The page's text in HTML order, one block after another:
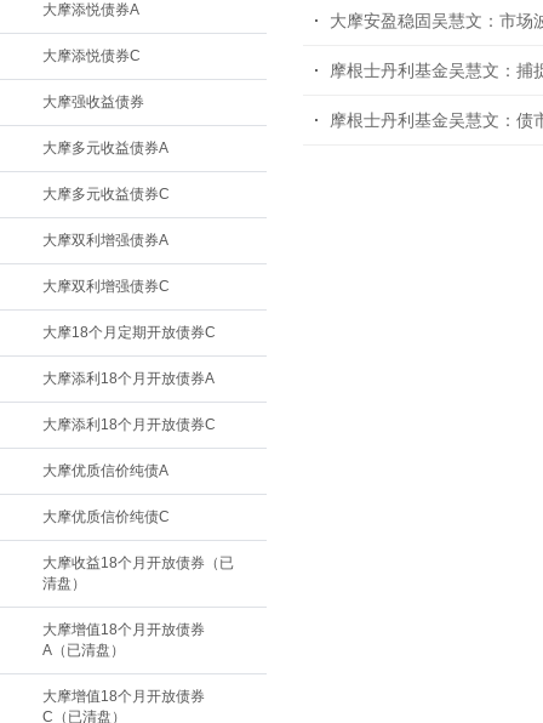
大摩添悦债券A
大摩添悦债券C
大摩强收益债券
大摩多元收益债券A
大摩多元收益债券C
大摩双利增强债券A
大摩双利增强债券C
大摩18个月定期开放债券C
大摩添利18个月开放债券A
大摩添利18个月开放债券C
大摩优质信价纯债A
大摩优质信价纯债C
大摩收益18个月开放债券（已
清盘）
大摩增值18个月开放债券
A（已清盘）
大摩增值18个月开放债券
C（已清盘）
大摩安盈稳固吴慧文：市场
摩根士丹利基金吴慧文：捕
摩根士丹利基金吴慧文：债